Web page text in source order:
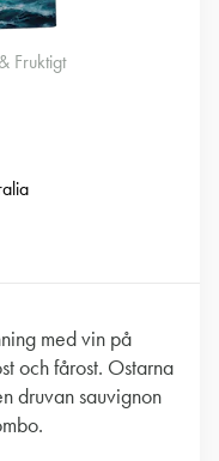
Fruktigt
med vin på
och fårost. Ostarna
druvan sauvignon